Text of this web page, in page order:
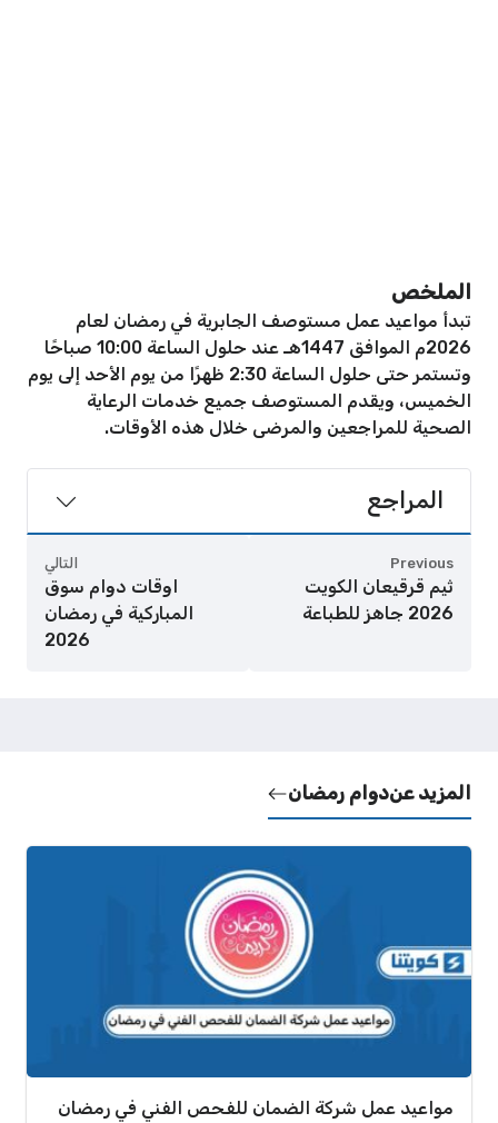
الملخص
تبدأ مواعيد عمل مستوصف الجابرية في رمضان لعام
2026م الموافق 1447هـ عند حلول الساعة 10:00 صباحًا
وتستمر حتى حلول الساعة 2:30 ظهرًا من يوم الأحد إلى يوم
الخميس، ويقدم المستوصف جميع خدمات الرعاية
الصحية للمراجعين والمرضى خلال هذه الأوقات.
المراجع
Previous
ثيم قرقيعان الكويت
2026 جاهز للطباعة
التالي
اوقات دوام سوق
المباركية في رمضان
2026
المزيد عندوام رمضان
مواعيد عمل شركة الضمان للفحص الفني في رمضان